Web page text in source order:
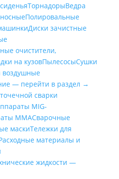
ТорнадорыВедра
Полировальные
Диски зачистные
очистители,
на кузовПылесосыСушки
— перейти в раздел →
сварки
MIG-
MMAСварочные
маскиТележки для
материалы и
жидкости —